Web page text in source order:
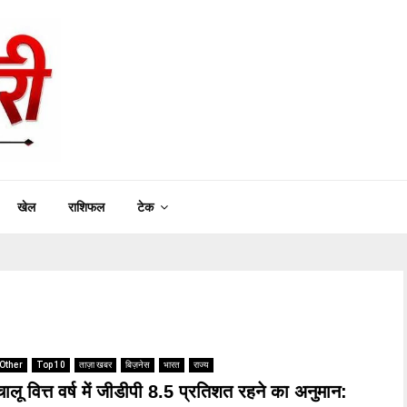
खेल राशिफल टेक
Other Top 10 ताज़ा खबर बिज़नेस भारत राज्य
वित्त वर्ष में जीडीपी 8.5 प्रतिशत रहने का अनुमान: